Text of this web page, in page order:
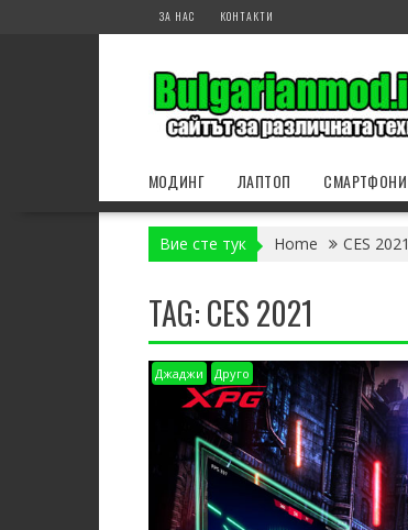
ЗА НАС КОНТАКТИ
МОДИНГ ЛАПТОП СМАРТФОНИ
Вие сте тук Home CES 2021
TAG:CES 2021
Джаджи Друго